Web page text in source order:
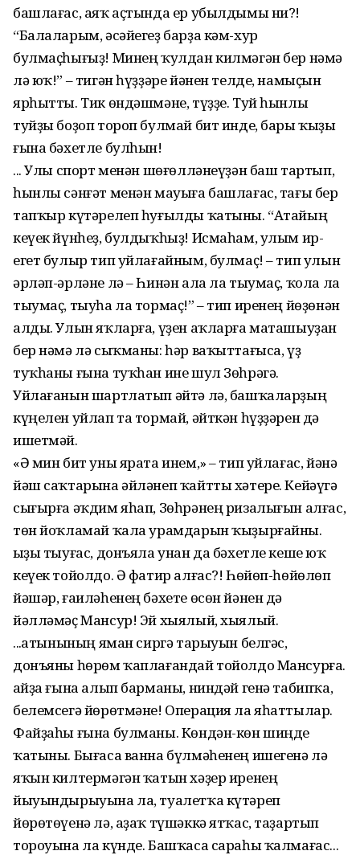
башлағас, аяҡ аҫтында ер убылдымы ни?!
“Балаларым, әсәйегеҙ барҙа кәм-хур
булмаҫһығыҙ! Минең ҡулдан килмәгән бер нәмә
лә юҡ!” – тигән һүҙҙәре йәнен телде, намыҫын
ярһытты. Тик өндәшмәне, түҙҙе. Туй һынлы
туйҙы боҙоп тороп булмай бит инде, бары ҡыҙы
ғына бәхетле булһын!
... Улы спорт менән шөғөлләнеүҙән баш тартып,
һынлы сәнғәт менән мауыға башлағас, тағы бер
тапҡыр күтәрелеп һуғылды ҡатыны. “Атайың
кеүек йүнһеҙ, булдыҡһыҙ! Исмаһам, улым ир-
егет булыр тип уйлағайным, булмаҫ! – тип улын
әрләп-әрләне лә – Һинән ала ла тыумаҫ, ҡола ла
тыумаҫ, тыуһа ла тормаҫ!” – тип иренең йөҙөнән
алды. Улын яҡларға, үҙен аҡларға маташыуҙан
бер нәмә лә сыҡманы: һәр ваҡыттағыса, үҙ
туҡһаны ғына туҡһан ине шул Зөһрәгә.
Уйлағанын шартлатып әйтә лә, башҡаларҙың
күңелен уйлап та тормай, әйткән һүҙҙәрен дә
ишетмәй.
«Ә мин бит уны ярата инем,» – тип уйлағас, йәнә
йәш саҡтарына әйләнеп ҡайтты хәтере. Кейәүгә
сығырға әҡдим яһап, Зөһрәнең ризалығын алғас,
төн йоҡламай ҡала урамдарын ҡыҙырғайны.
Ҡыҙы тыуғас, донъяла унан да бәхетле кеше юҡ
кеүек тойолдо. Ә фатир алғас?! Һөйөп-һөйөлөп
йәшәр, ғаиләһенең бәхете өсөн йәнен дә
йәлләмәҫ Мансур! Эй хыялый, хыялый.
...Ҡатынының яман сиргә тарыуын белгәс,
донъяны һөрөм ҡаплағандай тойолдо Мансурға.
Ҡайҙа ғына алып барманы, ниндәй генә табипҡа,
белемсегә йөрөтмәне! Операция ла яһаттылар.
Файҙаһы ғына булманы. Көндән-көн шиңде
ҡатыны. Бығаса ванна бүлмәһенең ишегенә лә
яҡын килтермәгән ҡатын хәҙер иренең
йыуындырыуына ла, туалетҡа күтәреп
йөрөтөүенә лә, аҙаҡ түшәккә ятҡас, таҙартып
тороуына ла күнде. Башҡаса сараһы ҡалмағас...